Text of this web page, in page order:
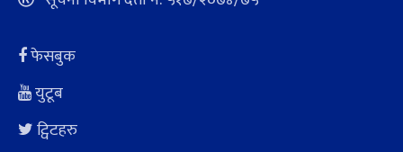
फेसबुक
युटूब
ट्विटहरु